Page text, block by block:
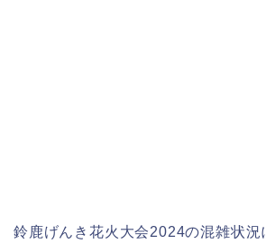
鈴鹿げんき花火大会2024の混雑状況